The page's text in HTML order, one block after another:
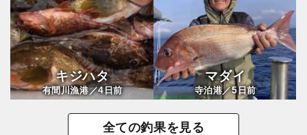
キジハタ
有間川漁港／4日前
マダイ
寺泊港／5日前
全ての釣果を見る